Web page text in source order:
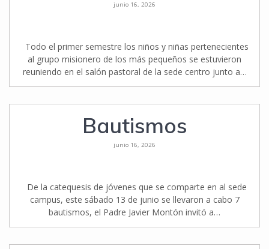
junio 16, 2026
Todo el primer semestre los niños y niñas pertenecientes
al grupo misionero de los más pequeños se estuvieron
reuniendo en el salón pastoral de la sede centro junto a…
Bautismos
junio 16, 2026
De la catequesis de jóvenes que se comparte en al sede
campus, este sábado 13 de junio se llevaron a cabo 7
bautismos, el Padre Javier Montón invitó a…